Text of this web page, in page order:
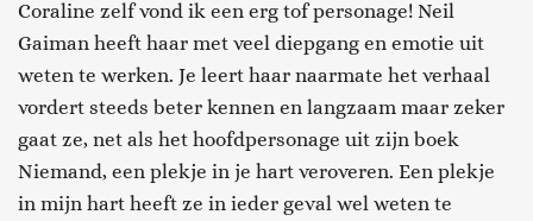
Coraline zelf vond ik een erg tof personage! Neil
Gaiman heeft haar met veel diepgang en emotie uit
weten te werken. Je leert haar naarmate het verhaal
vordert steeds beter kennen en langzaam maar zeker
gaat ze, net als het hoofdpersonage uit zijn boek
Niemand, een plekje in je hart veroveren. Een plekje
in mijn hart heeft ze in ieder geval wel weten te